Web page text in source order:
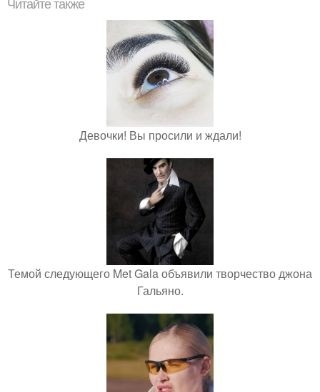
Читайте также
Девочки! Вы просили и ждали!
Темой следующего Met Gala объявили творчество джона
Гальяно.